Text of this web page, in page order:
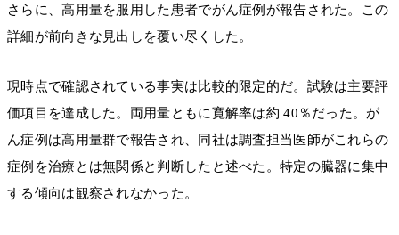
さらに、高用量を服用した患者でがん症例が報告された。この
詳細が前向きな見出しを覆い尽くした。
現時点で確認されている事実は比較的限定的だ。試験は主要評
価項目を達成した。両用量ともに寛解率は約 40％だった。が
ん症例は高用量群で報告され、同社は調査担当医師がこれらの
症例を治療とは無関係と判断したと述べた。特定の臓器に集中
する傾向は観察されなかった。